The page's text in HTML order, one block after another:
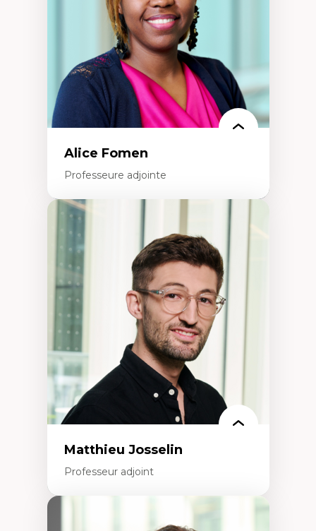
les auditoires médiatiques
Épistémologie des techniques de recherche
numérique et l’IA
Théorie des droits de la personne
La pensée politique d’Hannah Arendt
La pensée politique à l’ère numérique
Justice internationale et normes
internationales
Alice Fomen
Professeure adjointe
Expertises
Acceptabilité, acceptation et adoption des
technologies
Technologies d'apprentissage innovantes
Insertion professionnelle du nouveau
personnel enseignant
Construction identitaire en milieu
minoritaire francophone
Technologies éducatives pour la formation
continue
Matthieu Josselin
Professeur adjoint